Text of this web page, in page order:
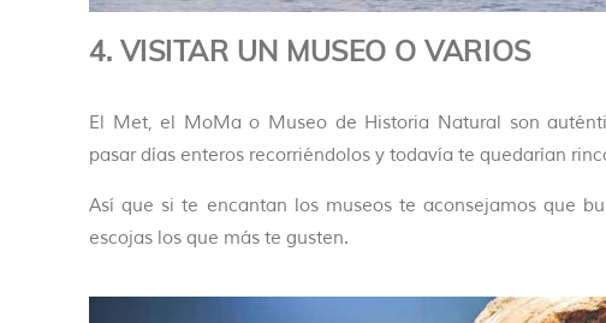
4. VISITAR UN MUSEO O VARIOS
El Met, el MoMa o Museo de Historia Natural son
pasar días enteros recorriéndolos y todavía te quedarían
Así que si te encantan los museos te aconsejamos que
escojas los que más te gusten.